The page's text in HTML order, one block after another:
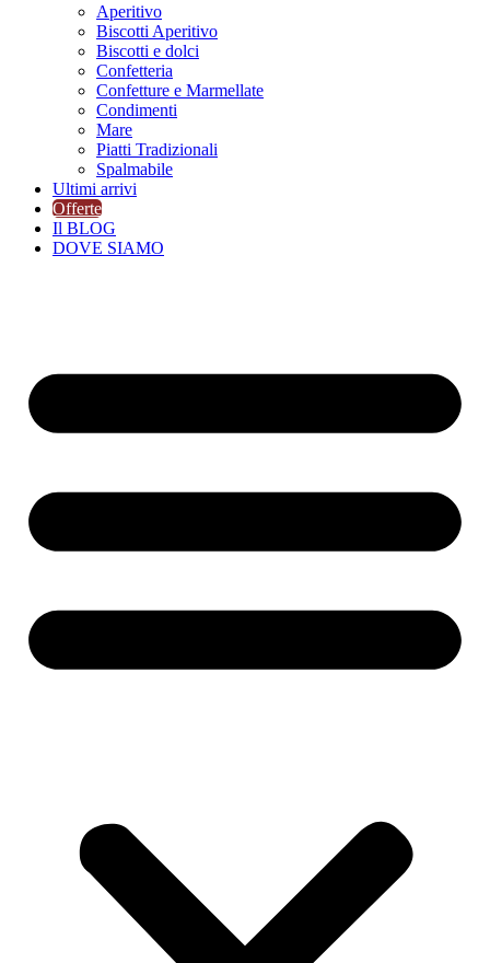
Aperitivo
Biscotti Aperitivo
Biscotti e dolci
Confetteria
Confetture e Marmellate
Condimenti
Mare
Piatti Tradizionali
Spalmabile
Ultimi arrivi
Offerte
Il BLOG
DOVE SIAMO